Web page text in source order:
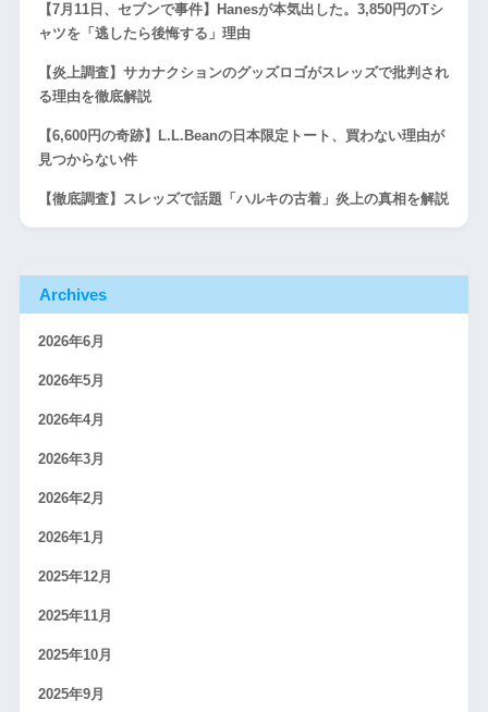
【7月11日、セブンで事件】Hanesが本気出した。3,850円のTシ
ャツを「逃したら後悔する」理由
【炎上調査】サカナクションのグッズロゴがスレッズで批判され
る理由を徹底解説
【6,600円の奇跡】L.L.Beanの日本限定トート、買わない理由が
見つからない件
【徹底調査】スレッズで話題「ハルキの古着」炎上の真相を解説
Archives
2026年6月
2026年5月
2026年4月
2026年3月
2026年2月
2026年1月
2025年12月
2025年11月
2025年10月
2025年9月